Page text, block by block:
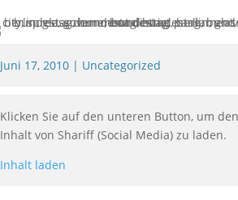
Juni 17, 2010 | Uncategorized
Klicken Sie auf den unteren Button, um den
Inhalt von Shariff (Social Media) zu laden.
Inhalt laden